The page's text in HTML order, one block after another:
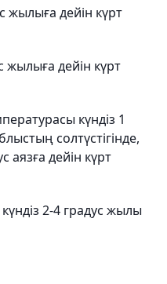
жылыға дейін күрт
жылыға дейін күрт
күндіз 1
солтүстігінде,
аязға дейін күрт
2-4 градус жылы